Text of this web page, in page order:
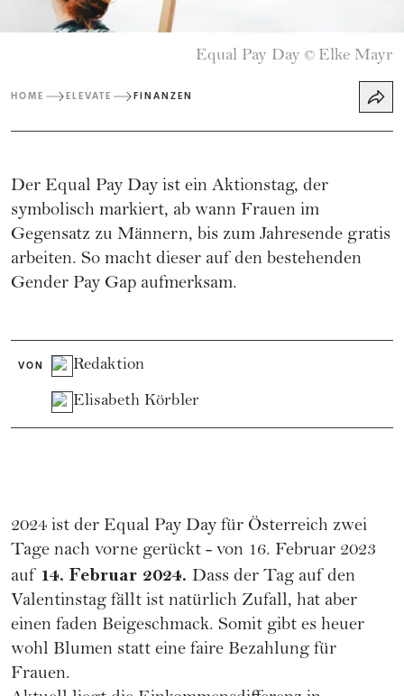
Equal Pay Day © Elke Mayr
HOME ELEVATE FINANZEN
Der Equal Pay Day ist ein Aktionstag, der
symbolisch markiert, ab wann Frauen im
Gegensatz zu Männern, bis zum Jahresende gratis
arbeiten. So macht dieser auf den bestehenden
Gender Pay Gap aufmerksam.
VON Redaktion
Elisabeth Körbler
2024 ist der Equal Pay Day für Österreich zwei
Tage nach vorne gerückt - von 16. Februar 2023
auf 14. Februar 2024. Dass der Tag auf den
Valentinstag fällt ist natürlich Zufall, hat aber
einen faden Beigeschmack. Somit gibt es heuer
wohl Blumen statt eine faire Bezahlung für
Frauen.